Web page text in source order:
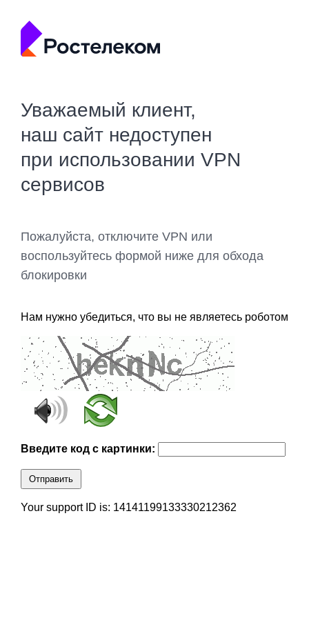
Уважаемый клиент,
наш сайт недоступен
при использовании VPN
сервисов
Пожалуйста, отключите VPN или
воспользуйтесь формой ниже для обхода
блокировки
Нам нужно убедиться, что вы не являетесь роботом
Введите код с картинки:
Отправить
Your support ID is: 14141199133330212362